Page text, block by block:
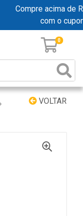
Compre acima de
com o
0
VOLTAR